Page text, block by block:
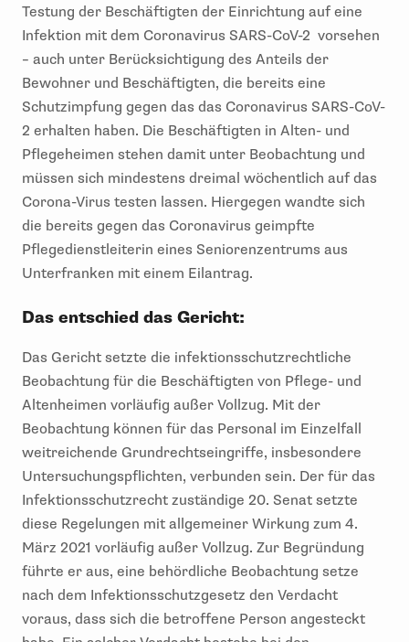
Testung der Beschäftigten der Einrichtung auf eine
Infektion mit dem Coronavirus SARS-CoV-2 vorsehen
– auch unter Berücksichtigung des Anteils der
Bewohner und Beschäftigten, die bereits eine
Schutzimpfung gegen das das Coronavirus SARS-CoV-
2 erhalten haben. Die Beschäftigten in Alten- und
Pflegeheimen stehen damit unter Beobachtung und
müssen sich mindestens dreimal wöchentlich auf das
Corona-Virus testen lassen. Hiergegen wandte sich
die bereits gegen das Coronavirus geimpfte
Pflegedienstleiterin eines Seniorenzentrums aus
Unterfranken mit einem Eilantrag.
Das entschied das Gericht:
Das Gericht setzte die infektionsschutzrechtliche
Beobachtung für die Beschäftigten von Pflege- und
Altenheimen vorläufig außer Vollzug. Mit der
Beobachtung können für das Personal im Einzelfall
weitreichende Grundrechtseingriffe, insbesondere
Untersuchungspflichten, verbunden sein. Der für das
Infektionsschutzrecht zuständige 20. Senat setzte
diese Regelungen mit allgemeiner Wirkung zum 4.
März 2021 vorläufig außer Vollzug. Zur Begründung
führte er aus, eine behördliche Beobachtung setze
nach dem Infektionsschutzgesetz den Verdacht
voraus, dass sich die betroffene Person angesteckt